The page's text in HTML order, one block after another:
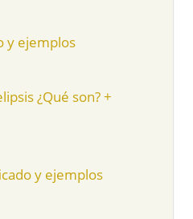
y ejemplos
¿Qué son? +
y ejemplos